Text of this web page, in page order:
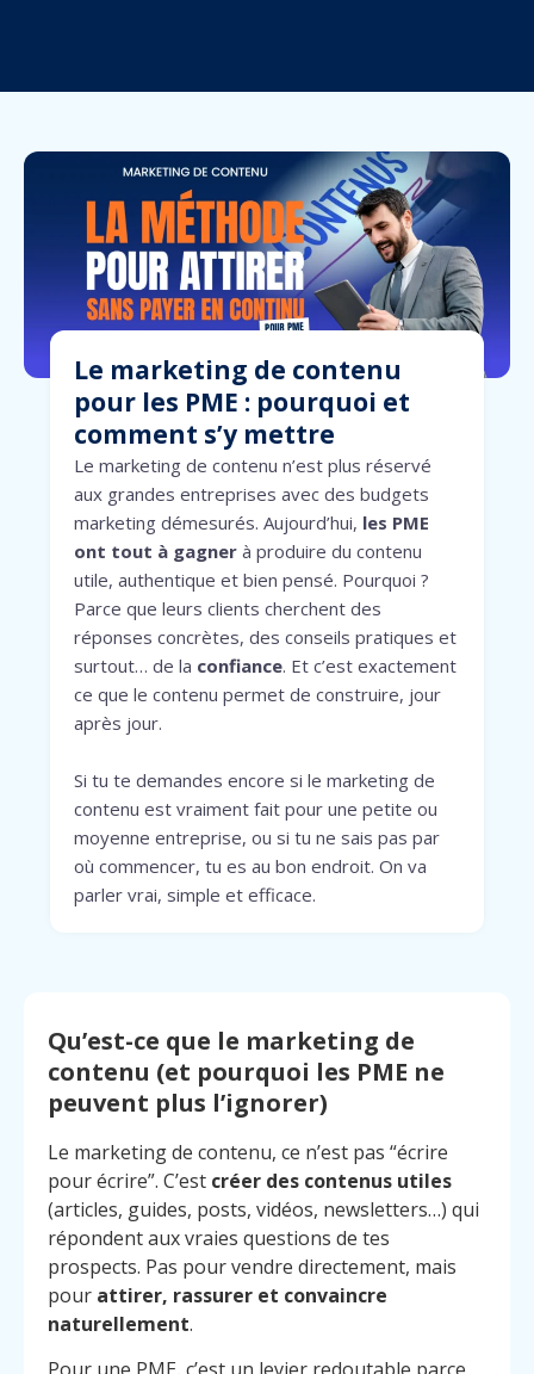
Le marketing de contenu
pour les PME : pourquoi et
comment s’y mettre
Le marketing de contenu n’est plus réservé
aux grandes entreprises avec des budgets
marketing démesurés. Aujourd’hui, les PME
ont tout à gagner à produire du contenu
utile, authentique et bien pensé. Pourquoi ?
Parce que leurs clients cherchent des
réponses concrètes, des conseils pratiques et
surtout… de la confiance. Et c’est exactement
ce que le contenu permet de construire, jour
après jour.
Si tu te demandes encore si le marketing de
contenu est vraiment fait pour une petite ou
moyenne entreprise, ou si tu ne sais pas par
où commencer, tu es au bon endroit. On va
parler vrai, simple et efficace.
Qu’est-ce que le marketing de
contenu (et pourquoi les PME ne
peuvent plus l’ignorer)
Le marketing de contenu, ce n’est pas “écrire
pour écrire”. C’est créer des contenus utiles
(articles, guides, posts, vidéos, newsletters…) qui
répondent aux vraies questions de tes
prospects. Pas pour vendre directement, mais
pour attirer, rassurer et convaincre
naturellement.